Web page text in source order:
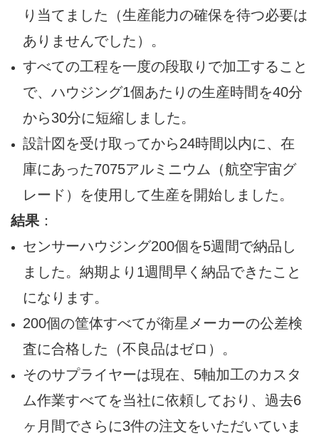
り当てました（生産能力の確保を待つ必要は
ありませんでした）。
すべての工程を一度の段取りで加工すること
で、ハウジング1個あたりの生産時間を40分
から30分に短縮しました。
設計図を受け取ってから24時間以内に、在
庫にあった7075アルミニウム（航空宇宙グ
レード）を使用して生産を開始しました。
結果 ：
センサーハウジング200個を5週間で納品し
ました。納期より1週間早く納品できたこと
になります。
200個の筐体すべてが衛星メーカーの公差検
査に合格した（不良品はゼロ）。
そのサプライヤーは現在、5軸加工のカスタ
ム作業すべてを当社に依頼しており、過去6
ヶ月間でさらに3件の注文をいただいていま